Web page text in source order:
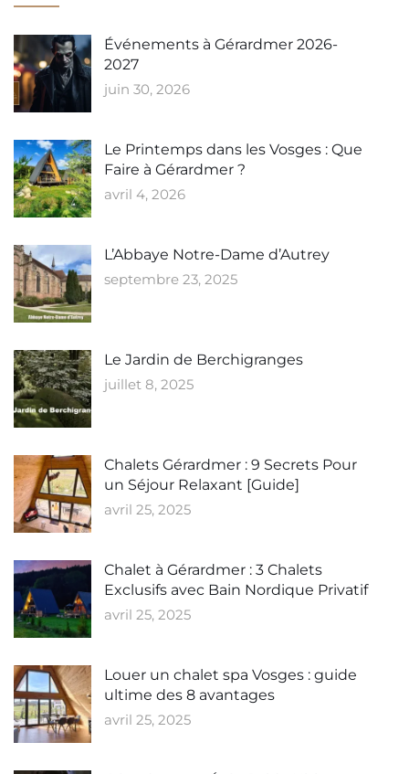
Événements à Gérardmer 2026-
2027
juin 30, 2026
Le Printemps dans les Vosges : Que
Faire à Gérardmer ?
avril 4, 2026
L’Abbaye Notre-Dame d’Autrey
septembre 23, 2025
Le Jardin de Berchigranges
juillet 8, 2025
Chalets Gérardmer : 9 Secrets Pour
un Séjour Relaxant [Guide]
avril 25, 2025
Chalet à Gérardmer : 3 Chalets
Exclusifs avec Bain Nordique Privatif
avril 25, 2025
Louer un chalet spa Vosges : guide
ultime des 8 avantages
avril 25, 2025